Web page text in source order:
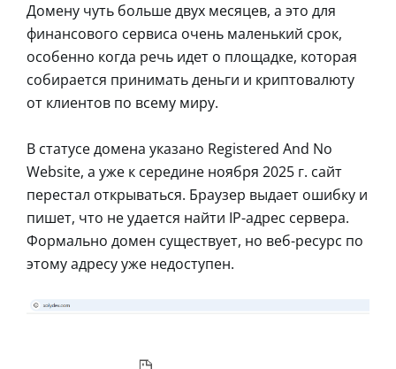
Домену чуть больше двух месяцев, а это для
финансового сервиса очень маленький срок,
особенно когда речь идет о площадке, которая
собирается принимать деньги и криптовалюту
от клиентов по всему миру.
В статусе домена указано Registered And No
Website, а уже к середине ноября 2025 г. сайт
перестал открываться. Браузер выдает ошибку и
пишет, что не удается найти IP-адрес сервера.
Формально домен существует, но веб-ресурс по
этому адресу уже недоступен.